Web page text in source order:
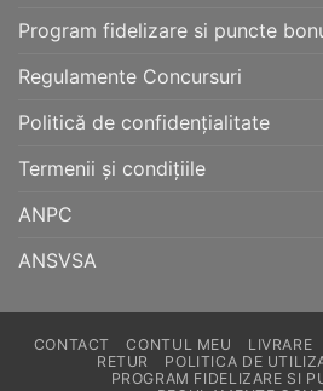
Program fidelizare si puncte
Regulamente Concursuri
Politică de confidențialitate
Termenii și condițiile
ANPC
ANSVSA
CONTACT CONTUL MEU LIVRARE
RETUR
POLITICA DE
PROGRAM FIDELIZARE SI